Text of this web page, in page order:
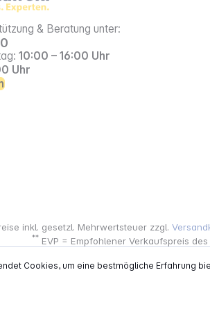
& Beratung unter:
10:00 – 16:00 Uhr
Uhr
inkl. gesetzl. Mehrwertsteuer zzgl.
** EVP = Empfohlener Verkaufspreis
Cookies, um eine bestmögliche Erfahrung